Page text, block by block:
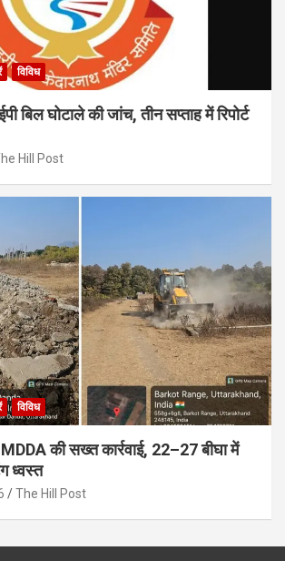
विविध
बिल घोटाले की जांच, तीन सप्ताह में रिपोर्ट
Hill Post
विविध
की सख्त कार्रवाई, 22–27 बीघा में
ध्वस्त
The Hill Post